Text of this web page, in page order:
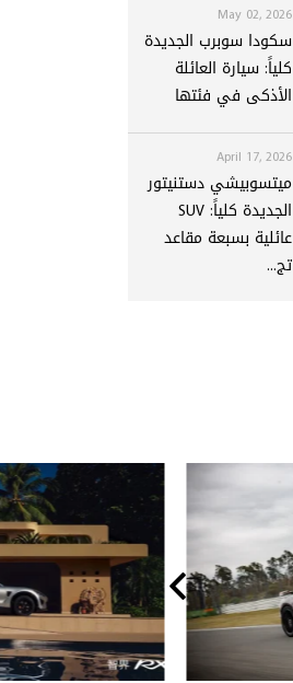
May 02, 2026
سكودا سوبرب الجديدة
كلياً: سيارة العائلة
الأذكى في فئتها
April 17, 2026
ميتسوبيشي دستنيتور
الجديدة كلياً: SUV
عائلية بسبعة مقاعد
تج...